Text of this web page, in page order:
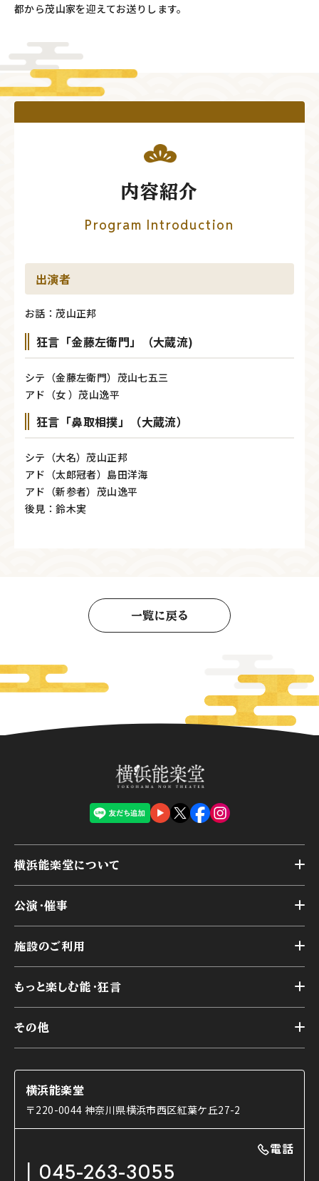
都から茂山家を迎えてお送りします。
内容紹介
Program Introduction
出演者
お話：茂山正邦
狂言「金藤左衛門」（大蔵流)
シテ（金藤左衛門）茂山七五三
アド（女 ）茂山逸平
狂言「鼻取相撲」（大蔵流）
シテ（大名）茂山正邦
アド（太郎冠者）島田洋海
アド（新参者）茂山逸平
後見：鈴木実
一覧に戻る
横浜能楽堂について
横浜能楽堂が取り組んだ事業
能舞台の歴史と特徴
様々なお客様に向けて
本舞台座席
交通アクセス
公演・催事
アーカイブ
施設のご利用
第二舞台
研修室
楽屋
ご利用の流れ
利用料金表
もっと楽しむ能・狂言
能舞台と演じ手
使用する道具
能・狂言の曲目説明
日本の古典芸能
その他
コラム
OTABISHO
チケット購入方法
横浜能楽堂
〒220-0044 神奈川県横浜市西区紅葉ケ丘27-2
電話
045-263-3055